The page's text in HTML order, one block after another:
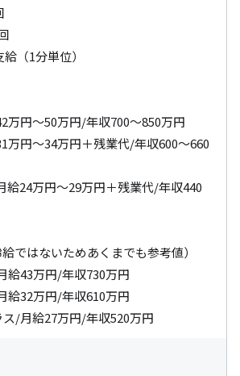
（1分単位）
万円～50万円/年収700～850万円
万円～34万円＋残業代/年収600～660
給24万円～29万円＋残業代/年収440
ではないためあくまでも参考値）
給43万円/年収730万円
給32万円/年収610万円
/月給27万円/年収520万円